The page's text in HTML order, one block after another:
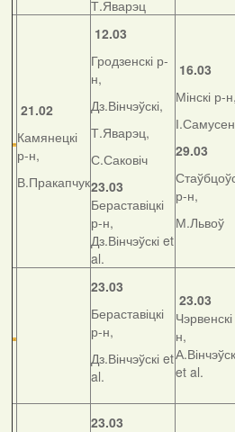
Т.Яварэц
21.02
Камянецкі
р-н,
В.Пракапчук
12.03
Гродзенскі р-
н,
Дз.Вінчэўскі,
Т.Яварэц,
С.Саковіч
23.03
Бераставіцкі
р-н,
Дз.Вінчэўскі et
al.
16.03
Мінскі р-н,
29.03
р-н,
М.Львоў
23.03
Бераставіцкі
р-н,
Дз.Вінчэўскі et
al.
23.03
н,
et al.
23.03